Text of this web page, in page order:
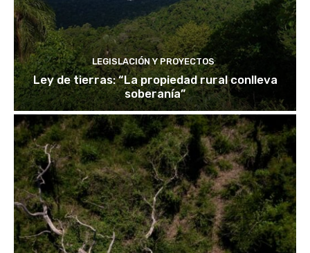
LEGISLACIÓN Y PROYECTOS
Ley de tierras: “La propiedad rural conlleva
soberanía”